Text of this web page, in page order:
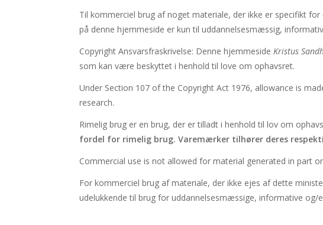
Til kommerciel brug af noget materiale, der ikke er specifikt
på denne hjemmeside er kun til uddannelsesmæssig,
Copyright Ansvarsfraskrivelse: Denne hjemmeside Kristus
som kan være beskyttet i henhold til love om ophavsret.
Under Section 107 of the Copyright Act 1976, allowance is
research.
Rimelig brug er en brug, der er tilladt i henhold til lov om
fordel for rimelig brug. Varemærker tilhører deres
Commercial use is not allowed for material generated in part
For kommerciel brug af materiale, der ikke ejes af dette
udelukkende til brug for uddannelsesmæssige, informative og/